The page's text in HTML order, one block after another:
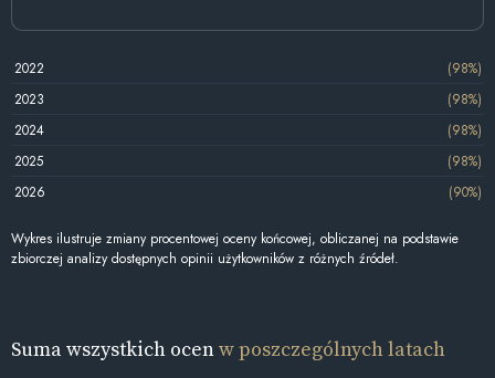
2022
(98%)
2023
(98%)
2024
(98%)
2025
(98%)
2026
(90%)
Wykres ilustruje zmiany procentowej oceny końcowej, obliczanej na podstawie
zbiorczej analizy dostępnych opinii użytkowników z różnych źródeł.
Suma wszystkich ocenw poszczególnych latach